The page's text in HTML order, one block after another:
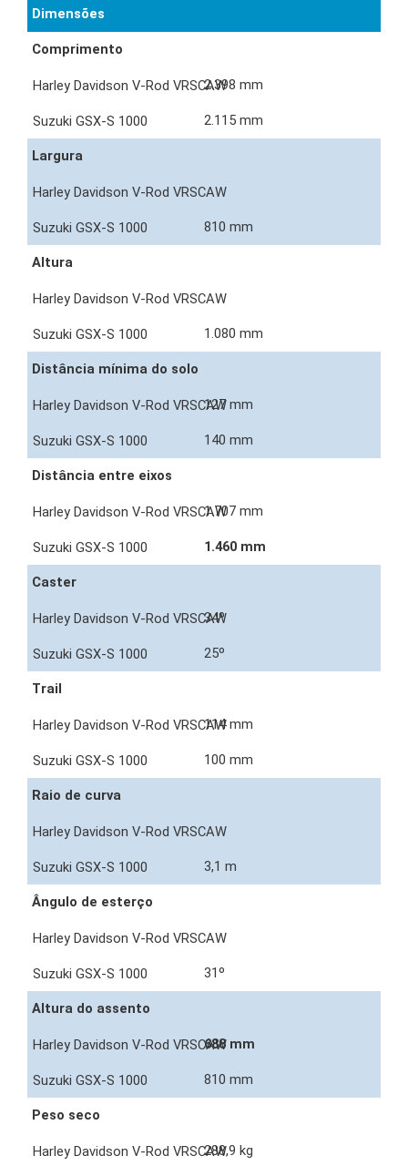
Dimensões
Comprimento
2.398 mm
2.115 mm
Largura
810 mm
Altura
1.080 mm
Distância mínima do solo
127 mm
140 mm
Distância entre eixos
1.707 mm
1.460 mm
Caster
34º
25º
Trail
114 mm
100 mm
Raio de curva
3,1 m
Ângulo de esterço
31º
Altura do assento
688 mm
810 mm
Peso seco
288,9 kg